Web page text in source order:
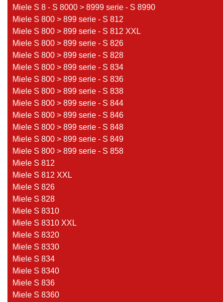
Miele S 8 - S 8000 > 8999 serie - S 8990
Miele S 800 > 899 serie - S 812
Miele S 800 > 899 serie - S 812 XXL
Miele S 800 > 899 serie - S 826
Miele S 800 > 899 serie - S 828
Miele S 800 > 899 serie - S 834
Miele S 800 > 899 serie - S 836
Miele S 800 > 899 serie - S 838
Miele S 800 > 899 serie - S 844
Miele S 800 > 899 serie - S 846
Miele S 800 > 899 serie - S 848
Miele S 800 > 899 serie - S 849
Miele S 800 > 899 serie - S 858
Miele S 812
Miele S 812 XXL
Miele S 826
Miele S 828
Miele S 8310
Miele S 8310 XXL
Miele S 8320
Miele S 8330
Miele S 834
Miele S 8340
Miele S 836
Miele S 8360